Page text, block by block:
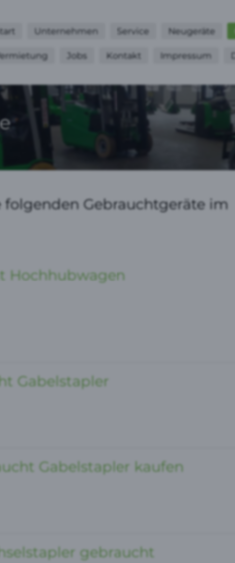
Unternehmen Service Neugeräte
Jobs Kontakt Impressum
Gebrauchtgeräte im
Hochhubwagen
Gabelstapler
Gabelstapler kaufen
gebraucht